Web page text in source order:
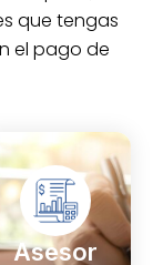
que tengas
el pago de
Asesor